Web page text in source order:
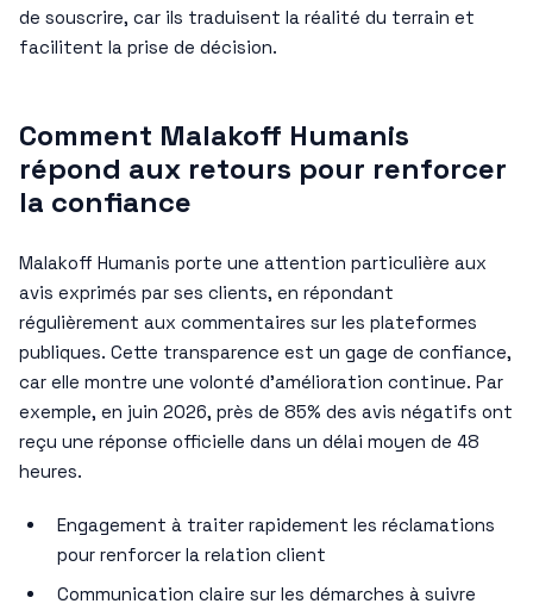
de souscrire, car ils traduisent la réalité du terrain et
facilitent la prise de décision.
Comment Malakoff Humanis
répond aux retours pour renforcer
la confiance
Malakoff Humanis porte une attention particulière aux
avis exprimés par ses clients, en répondant
régulièrement aux commentaires sur les plateformes
publiques. Cette transparence est un gage de confiance,
car elle montre une volonté d’amélioration continue. Par
exemple, en juin 2026, près de 85% des avis négatifs ont
reçu une réponse officielle dans un délai moyen de 48
heures.
Engagement à traiter rapidement les réclamations
pour renforcer la relation client
Communication claire sur les démarches à suivre